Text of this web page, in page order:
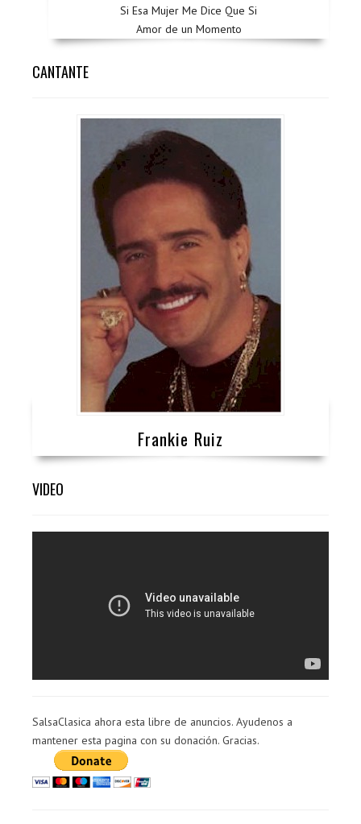
Si Esa Mujer Me Dice Que Si
Amor de un Momento
CANTANTE
Frankie Ruiz
VIDEO
SalsaClasica ahora esta libre de anuncios. Ayudenos a
mantener esta pagina con su donación. Gracias.